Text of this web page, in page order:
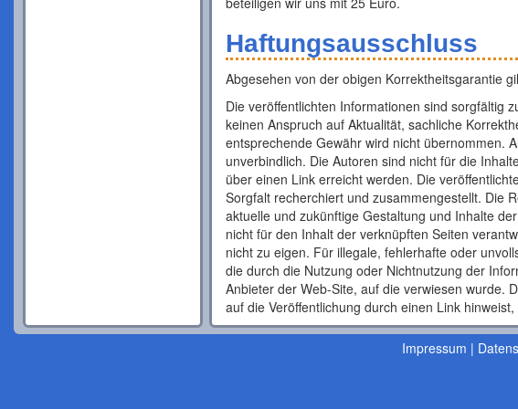
Haftungsausschluss
Abgesehen von der obigen Korrektheitsgarantie
Die veröffentlichten Informationen sind sorgfältig
keinen Anspruch auf Aktualität, sachliche
entsprechende Gewähr wird nicht übernommen.
unverbindlich. Die Autoren sind nicht für die
über einen Link erreicht werden. Die
Sorgfalt recherchiert und zusammengestellt. Die
aktuelle und zukünftige Gestaltung und Inhalte
nicht für den Inhalt der verknüpften Seiten
nicht zu eigen. Für illegale, fehlerhafte oder
die durch die Nutzung oder Nichtnutzung der
Anbieter der Web-Site, auf die verwiesen wurde.
auf die Veröffentlichung durch einen Link
Impressum |